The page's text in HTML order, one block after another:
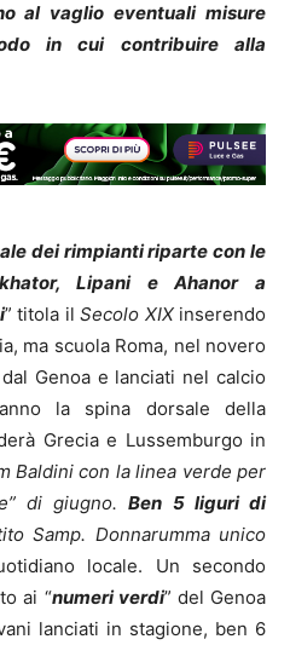
al vaglio eventuali misure
in cui contribuire alla
dei rimpianti riparte con le
Lipani e Ahanor a
” titola il Secolo XIXinserendo
ma scuola Roma, nel novero
Genoa e lanciati nel calcio
la spina dorsale della
Grecia e Lussemburgo in
Baldini con la linea verde per
di giugno.Ben 5 liguri di
Samp. Donnarumma unico
locale. Un secondo
ai “numeri verdi” del Genoa
lanciati in stagione, ben 6